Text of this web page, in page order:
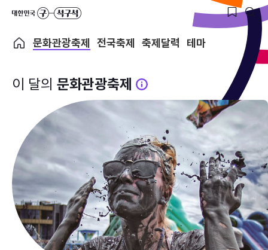
문화관광축제 전국축제 축제달력 테마
이 달의 문화관광축제